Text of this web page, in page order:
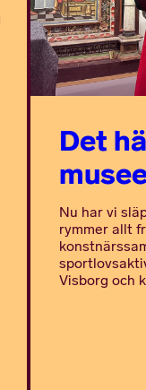
Det
Nu har vi
rymmer allt
Visborg och